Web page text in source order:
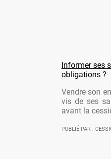
Informer ses
obligations ?
Vendre son
vis de ses
avant la
PUBLIÉ PAR :